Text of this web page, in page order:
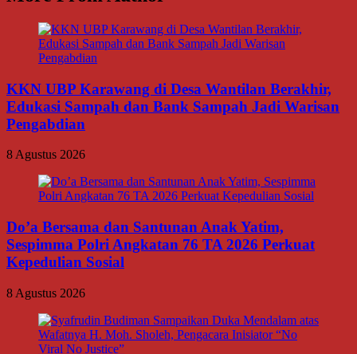
KKN UBP Karawang di Desa Wantilan Berakhir,
Edukasi Sampah dan Bank Sampah Jadi Warisan
Pengabdian
8 Agustus 2026
Do’a Bersama dan Santunan Anak Yatim,
Sespimma Polri Angkatan 76 TA 2026 Perkuat
Kepedulian Sosial
8 Agustus 2026